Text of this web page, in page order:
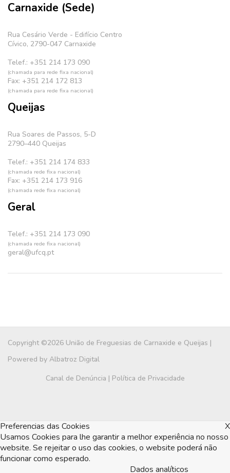
Carnaxide (Sede)
Rua Cesário Verde - Edifício Centro
Cívico, 2790-047 Carnaxide
Telef.: +351 214 173 090
(chamada para rede fixa nacional)
Fax: +351 214 172 813
(chamada para rede fixa nacional)
Queijas
Rua Soares de Passos, 5-D
2790–440 Queijas
Telef.: +351 214 174 833
(chamada rede fixa nacional)
Fax: +351 214 173 916
(chamada rede fixa nacional)
Geral
Telef.: +351 214 173 090
(chamada rede fixa nacional)
geral@ufcq.pt
Copyright ©2026 União de Freguesias de Carnaxide e Queijas |
Powered by Albatroz Digital
Canal de Denúncia | Política de Privacidade
X
Preferencias das Cookies
Usamos Cookies para lhe garantir a melhor experiência no nosso
website. Se rejeitar o uso das cookies, o website poderá não
funcionar como esperado.
Dados analíticos